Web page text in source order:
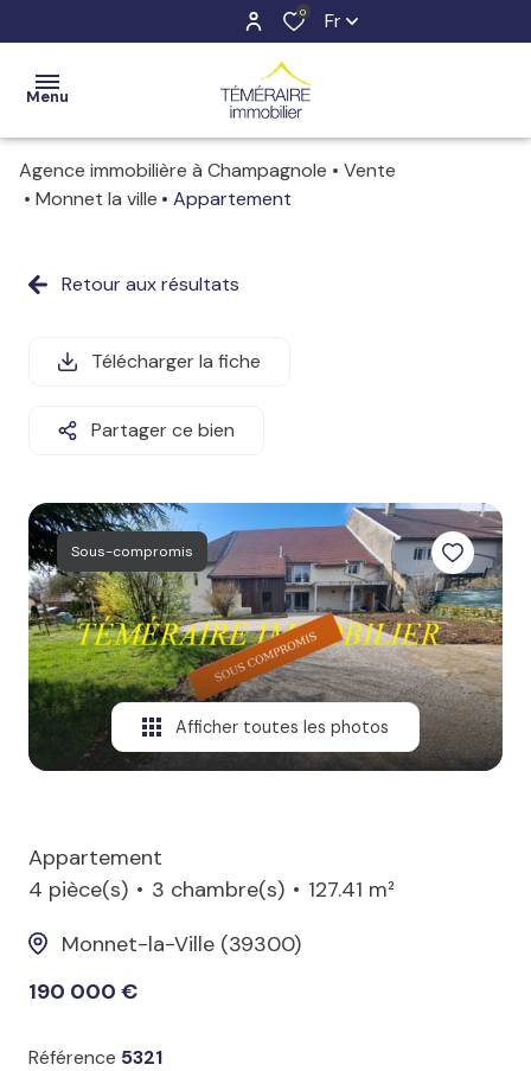
0 Fr
Menu
ACCUEIL
ESTIMATION
LOCATIONS
AGENCE
Agence immobilière à Champagnole
Vente
Monnet la ville
Appartement
Retour aux résultats
Télécharger la fiche
Partager ce bien
Sous-compromis
Afficher toutes les photos
Appartement
4 pièce(s)
3 chambre(s)
127.41 m²
Monnet-la-Ville (39300)
190 000 €
Référence 5321